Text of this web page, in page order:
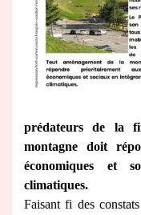
prédateurs de la
montagne doit
économiques et
climatiques.
Faisant fi des